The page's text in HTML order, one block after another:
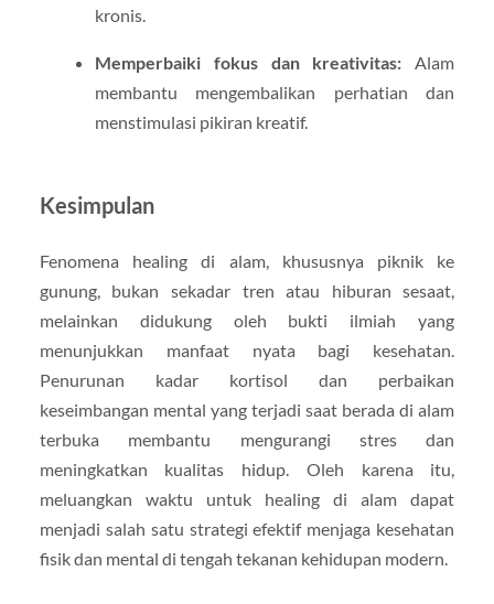
kronis.
Memperbaiki fokus dan kreativitas: Alam
membantu mengembalikan perhatian dan
menstimulasi pikiran kreatif.
Kesimpulan
Fenomena healing di alam, khususnya piknik ke
gunung, bukan sekadar tren atau hiburan sesaat,
melainkan didukung oleh bukti ilmiah yang
menunjukkan manfaat nyata bagi kesehatan.
Penurunan kadar kortisol dan perbaikan
keseimbangan mental yang terjadi saat berada di alam
terbuka membantu mengurangi stres dan
meningkatkan kualitas hidup. Oleh karena itu,
meluangkan waktu untuk healing di alam dapat
menjadi salah satu strategi efektif menjaga kesehatan
fisik dan mental di tengah tekanan kehidupan modern.